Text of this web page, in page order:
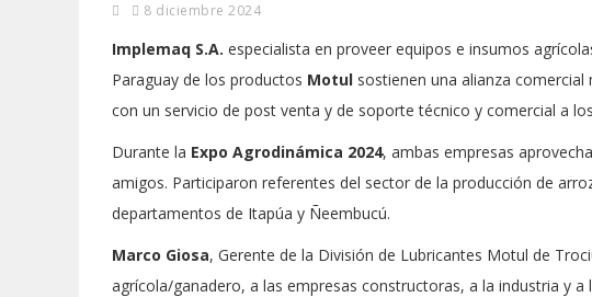
8 diciembre 2024
Implemaq S.A. especialista en proveer equipos e insumos
Paraguay de los productos Motul sostienen una alianza
con un servicio de post venta y de soporte técnico y comercial a
Durante la Expo Agrodinámica 2024, ambas empresas
amigos. Participaron referentes del sector de la producción de
departamentos de Itapúa y Ñeembucú.
Marco Giosa, Gerente de la División de Lubricantes Motul de
agrícola/ganadero, a las empresas constructoras, a la industria y